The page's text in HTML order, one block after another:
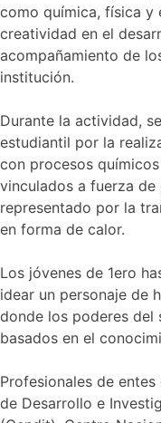
como química, física y
creatividad en el
acompañamiento de
institución.
Durante la actividad,
estudiantil por la
con procesos
vinculados a fuerza
representado por la
en forma de calor.
Los jóvenes de 1ero
idear un personaje de
donde los poderes del
basados en el
Profesionales de
de Desarrollo e